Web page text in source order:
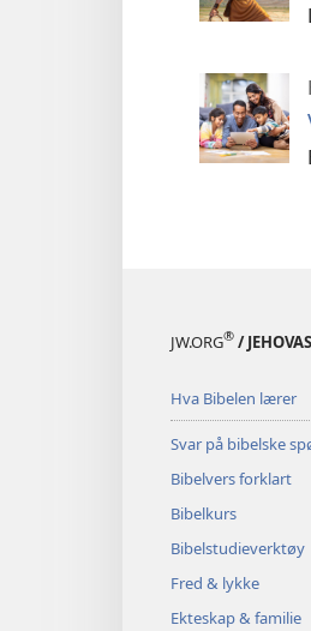
JW.ORG® /
Hva Bibelen lærer
Svar på bibelske
Bibelvers forklart
Bibelkurs
Bibelstudieverktøy
Fred & lykke
Ekteskap & familie